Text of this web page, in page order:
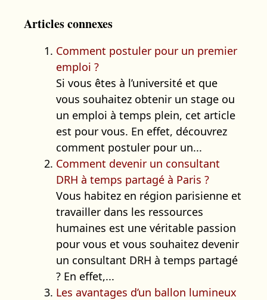
Articles connexes
Comment postuler pour un premier
emploi ?
Si vous êtes à l’université et que
vous souhaitez obtenir un stage ou
un emploi à temps plein, cet article
est pour vous. En effet, découvrez
comment postuler pour un...
Comment devenir un consultant
DRH à temps partagé à Paris ?
Vous habitez en région parisienne et
travailler dans les ressources
humaines est une véritable passion
pour vous et vous souhaitez devenir
un consultant DRH à temps partagé
? En effet,...
Les avantages d’un ballon lumineux